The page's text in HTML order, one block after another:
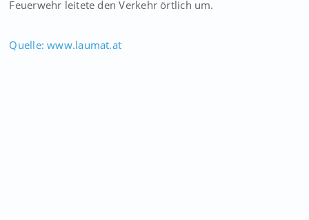
Feuerwehr leitete den Verkehr örtlich um.
Quelle: www.laumat.at